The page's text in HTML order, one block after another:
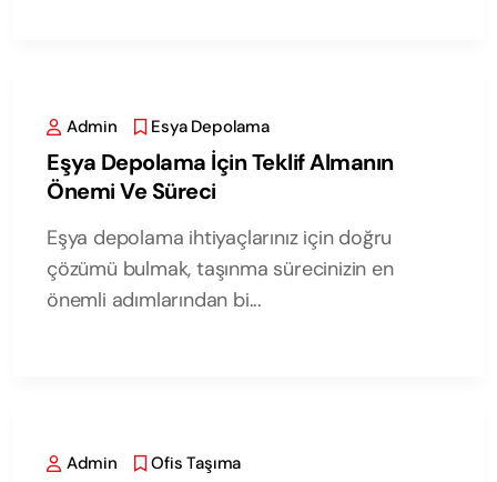
Admin Esya Depolama
Eşya Depolama İçin Teklif Almanın
Önemi Ve Süreci
Eşya depolama ihtiyaçlarınız için doğru
çözümü bulmak, taşınma sürecinizin en
önemli adımlarından bi...
Admin Ofis Taşıma